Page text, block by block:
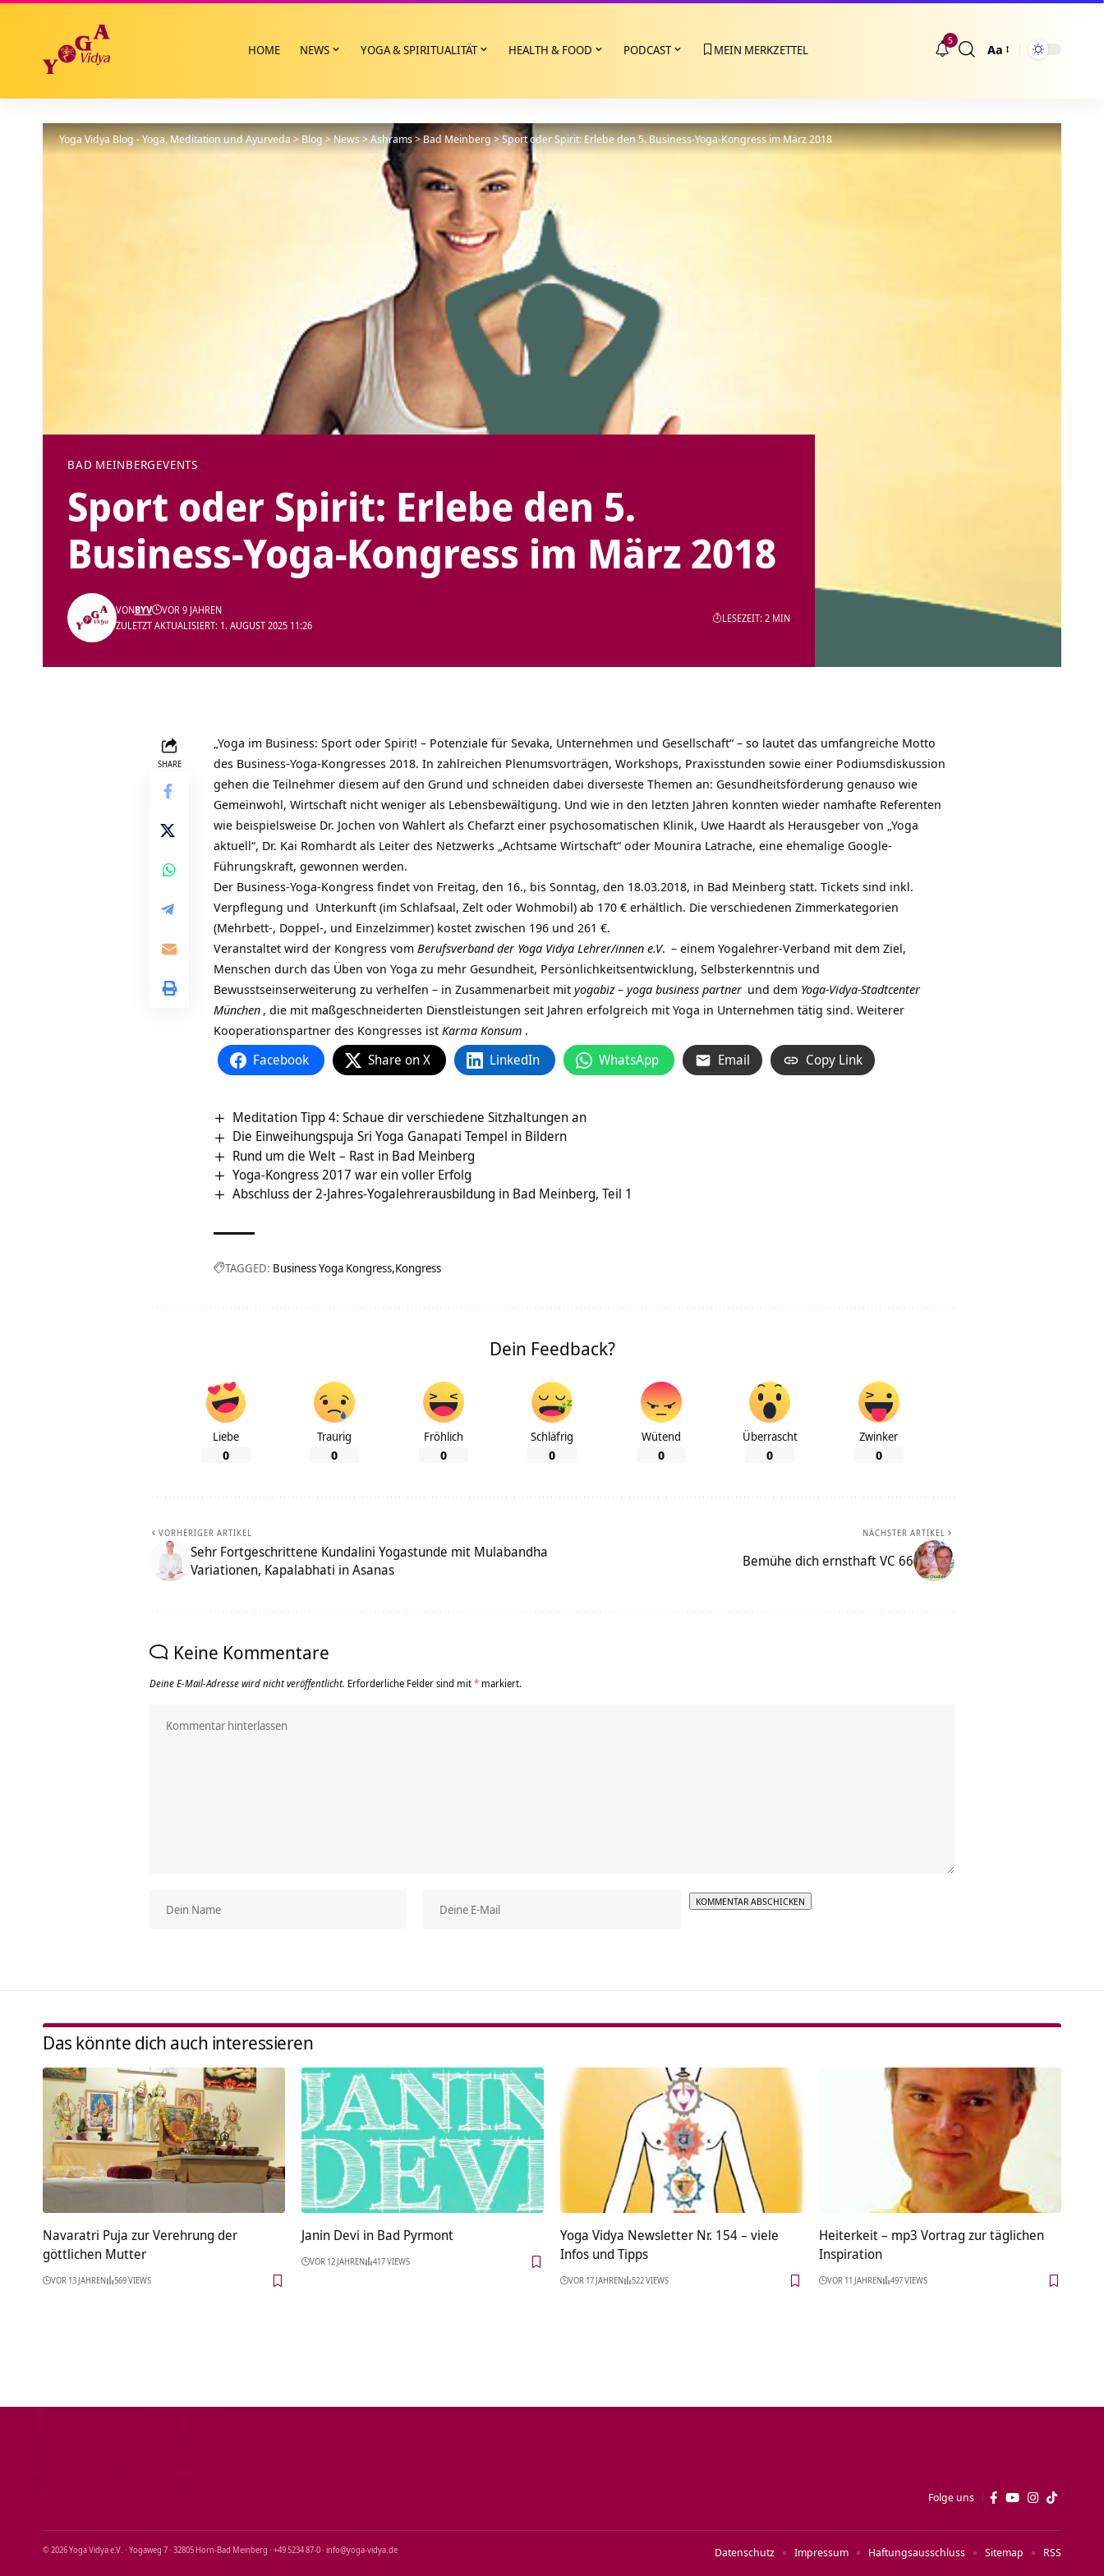
HOME NEWS YOGA & SPIRITUALITÄT HEALTH & FOOD PODCAST MEIN MERKZETTEL
5
Größenänderung
Aa
Yoga Vidya Blog - Yoga, Meditation und Ayurveda>Blog>News>Ashrams>Bad Meinberg>Sport oder Spirit: Erlebe den 5. Business-Yoga-Kongress im März 2018
BAD MEINBERGEVENTS
Sport oder Spirit: Erlebe den 5.
Business-Yoga-Kongress im März 2018
ZULETZT AKTUALISIERT: 1. AUGUST 2025 11:26
VONBYV VOR 9 JAHREN
LESEZEIT: 2 MIN
SHARE
„Yoga im Business: Sport oder Spirit! – Potenziale für Sevaka, Unternehmen und Gesellschaft“ – so lautet das umfangreiche Motto
des Business-Yoga-Kongresses 2018. In zahlreichen Plenumsvorträgen, Workshops, Praxisstunden sowie einer Podiumsdiskussion
gehen die Teilnehmer diesem auf den Grund und schneiden dabei diverseste Themen an: Gesundheitsförderung genauso wie
Gemeinwohl, Wirtschaft nicht weniger als Lebensbewältigung. Und wie in den letzten Jahren konnten wieder namhafte Referenten
wie beispielsweise Dr. Jochen von Wahlert als Chefarzt einer psychosomatischen Klinik, Uwe Haardt als Herausgeber von „Yoga
aktuell“, Dr. Kai Romhardt als Leiter des Netzwerks „Achtsame Wirtschaft“ oder Mounira Latrache, eine ehemalige Google-
Führungskraft, gewonnen werden.
Der Business-Yoga-Kongress findet von Freitag, den 16., bis Sonntag, den 18.03.2018, in Bad Meinberg statt. Tickets sind inkl.
Verpflegung und Unterkunft (im Schlafsaal, Zelt oder Wohmobil) ab 170 € erhältlich. Die verschiedenen Zimmerkategorien
(Mehrbett-, Doppel-, und Einzelzimmer) kostet zwischen 196 und 261 €.
Veranstaltet wird der Kongress vom Berufsverband der Yoga Vidya Lehrer/innen e.V. – einem Yogalehrer-Verband mit dem Ziel,
Menschen durch das Üben von Yoga zu mehr Gesundheit, Persönlichkeitsentwicklung, Selbsterkenntnis und
Bewusstseinserweiterung zu verhelfen – in Zusammenarbeit mit yogabiz – yoga business partner und dem Yoga-Vidya-Stadtcenter
München , die mit maßgeschneiderten Dienstleistungen seit Jahren erfolgreich mit Yoga in Unternehmen tätig sind. Weiterer
Kooperationspartner des Kongresses ist Karma Konsum .
Facebook Share on X LinkedIn WhatsApp Email Copy Link
Meditation Tipp 4: Schaue dir verschiedene Sitzhaltungen an
Die Einweihungspuja Sri Yoga Ganapati Tempel in Bildern
Rund um die Welt – Rast in Bad Meinberg
Yoga-Kongress 2017 war ein voller Erfolg
Abschluss der 2-Jahres-Yogalehrerausbildung in Bad Meinberg, Teil 1
TAGGED: Business Yoga Kongress Kongress
Dein Feedback?
Liebe
0
Traurig
0
Fröhlich
0
Schläfrig
0
Wütend
0
Überrascht
0
Zwinker
0
VORHERIGER ARTIKEL
Sehr Fortgeschrittene Kundalini Yogastunde mit Mulabandha
Variationen, Kapalabhati in Asanas
NÄCHSTER ARTIKEL
Bemühe dich ernsthaft VC 66
Keine Kommentare
Deine E-Mail-Adresse wird nicht veröffentlicht. Erforderliche Felder sind mit* markiert.
Das könnte dich auch interessieren
Navaratri Puja zur Verehrung der
göttlichen Mutter
VOR 13 JAHREN 569 VIEWS
Janin Devi in Bad Pyrmont
VOR 12 JAHREN 417 VIEWS
Yoga Vidya Newsletter Nr. 154 – viele
Infos und Tipps
VOR 17 JAHREN 522 VIEWS
Heiterkeit – mp3 Vortrag zur täglichen
Inspiration
VOR 11 JAHREN 497 VIEWS
Folge uns
© 2026 Yoga Vidya e.V. · Yogaweg 7 · 32805 Horn‑Bad Meinberg · +49 5234 87‑0 · info@yoga‑vidya.de Datenschutz Impressum Haftungsausschluss Sitemap RSS